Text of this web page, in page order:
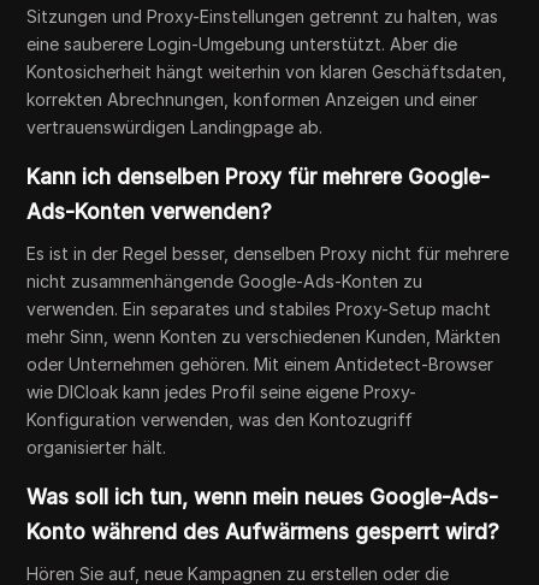
Sitzungen und Proxy-Einstellungen getrennt zu halten, was
eine sauberere Login-Umgebung unterstützt. Aber die
Kontosicherheit hängt weiterhin von klaren Geschäftsdaten,
korrekten Abrechnungen, konformen Anzeigen und einer
vertrauenswürdigen Landingpage ab.
Kann ich denselben Proxy für mehrere Google-
Ads-Konten verwenden?
Es ist in der Regel besser, denselben Proxy nicht für mehrere
nicht zusammenhängende Google-Ads-Konten zu
verwenden. Ein separates und stabiles Proxy-Setup macht
mehr Sinn, wenn Konten zu verschiedenen Kunden, Märkten
oder Unternehmen gehören. Mit einem Antidetect-Browser
wie DICloak kann jedes Profil seine eigene Proxy-
Konfiguration verwenden, was den Kontozugriff
organisierter hält.
Was soll ich tun, wenn mein neues Google-Ads-
Konto während des Aufwärmens gesperrt wird?
Hören Sie auf, neue Kampagnen zu erstellen oder die